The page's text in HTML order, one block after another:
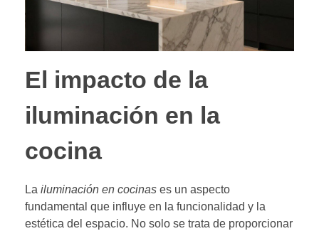
El impacto de la
iluminación en la
cocina
La iluminación en cocinas es un aspecto
fundamental que influye en la funcionalidad y la
estética del espacio. No solo se trata de proporcionar